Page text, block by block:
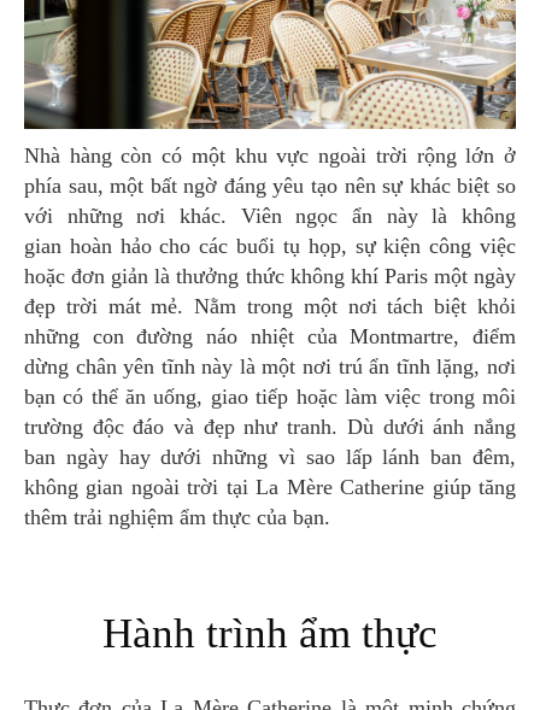
Nhà hàng còn có một khu vực ngoài trời rộng lớn ở
phía sau, một bất ngờ đáng yêu tạo nên sự khác biệt so
với những nơi khác. Viên ngọc ẩn này là không
gian hoàn hảo cho các buổi tụ họp, sự kiện công việc
hoặc đơn giản là thưởng thức không khí Paris một ngày
đẹp trời mát mẻ. Nằm trong một nơi tách biệt khỏi
những con đường náo nhiệt của Montmartre, điểm
dừng chân yên tĩnh này là một nơi trú ẩn tĩnh lặng, nơi
bạn có thể ăn uống, giao tiếp hoặc làm việc trong môi
trường độc đáo và đẹp như tranh. Dù dưới ánh nắng
ban ngày hay dưới những vì sao lấp lánh ban đêm,
không gian ngoài trời tại La Mère Catherine giúp tăng
thêm trải nghiệm ẩm thực của bạn.
Hành trình ẩm thực